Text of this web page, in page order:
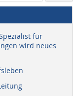
für
wird neues